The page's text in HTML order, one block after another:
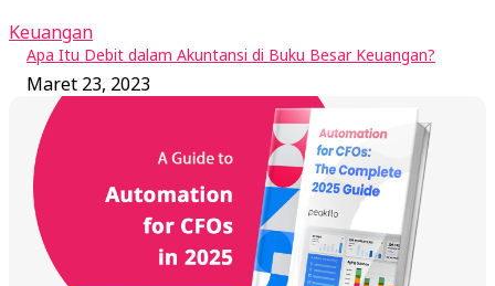
Keuangan
Apa Itu Debit dalam Akuntansi di Buku Besar Keuangan?
Maret 23, 2023